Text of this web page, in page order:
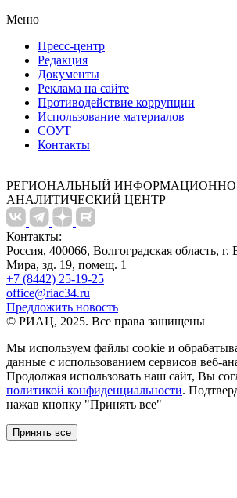
Меню
Пресс-центр
Редакция
Документы
Реклама на сайте
Противодействие коррупции
Использование материалов
СОУТ
Контакты
РЕГИОНАЛЬНЫЙ
АНАЛИТИЧЕСКИЙ ЦЕНТР
Контакты:
Россия, 400066, Волгоградская область, г.
Мира, зд. 19, помещ. 1
+7 (8442) 25-19-25
office@riac34.ru
Предложить новость
© РИАЦ, 2025. Все права защищены
Мы используем файлы сookie и
данные с использованием сервисов веб-
Продолжая использовать наш сайт, Вы
политикой конфиденциальности.
нажав кнопку "Принять все"
Принять все